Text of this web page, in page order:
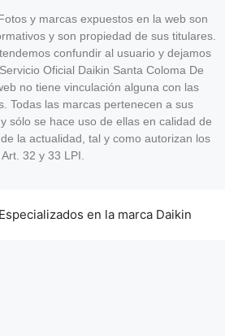
y marcas expuestos en la web son
y son propiedad de sus titulares.
confundir al usuario y dejamos
Oficial Daikin Santa Coloma De
no tiene vinculación alguna con las
Todas las marcas pertenecen a sus
sólo se hace uso de ellas en calidad de
la actualidad, tal y como autorizan los
Art. 32 y 33 LPI.
en la marca Daikin